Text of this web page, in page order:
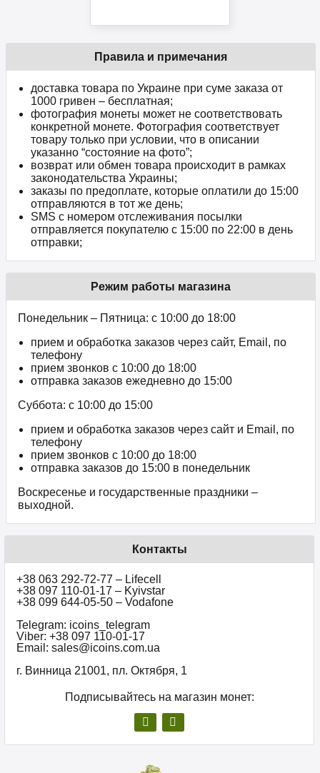
Правила и примечания
доставка товара по Украине при суме заказа от
1000 гривен – бесплатная;
фотография монеты может не соответствовать
конкретной монете. Фотография соответствует
товару только при условии, что в описании
указанно “состояние на фото”;
возврат или обмен товара происходит в рамках
законодательства Украины;
заказы по предоплате, которые оплатили до 15:00
отправляются в тот же день;
SMS с номером отслеживания посылки
отправляется покупателю с 15:00 по 22:00 в день
отправки;
Режим работы магазина
Понедельник – Пятница: с 10:00 до 18:00
прием и обработка заказов через сайт, Email, по
телефону
прием звонков c 10:00 до 18:00
отправка заказов ежедневно до 15:00
Суббота: с 10:00 до 15:00
прием и обработка заказов через сайт и Email, по
телефону
прием звонков c 10:00 до 18:00
отправка заказов до 15:00 в понедельник
Воскресенье и государственные праздники –
выходной.
Контакты
+38 063 292-72-77 – Lifecell
+38 097 110-01-17 – Kyivstar
+38 099 644-05-50 – Vodafone
Telegram: icoins_telegram
Viber: +38 097 110-01-17
Email: sales@icoins.com.ua
г. Винница 21001, пл. Октября, 1
Подписывайтесь на магазин монет: